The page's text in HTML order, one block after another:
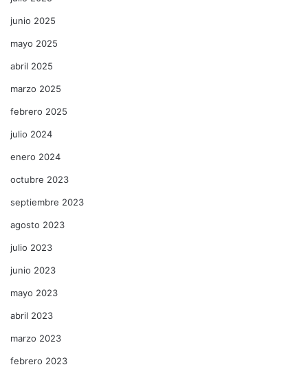
junio 2025
mayo 2025
abril 2025
marzo 2025
febrero 2025
julio 2024
enero 2024
octubre 2023
septiembre 2023
agosto 2023
julio 2023
junio 2023
mayo 2023
abril 2023
marzo 2023
febrero 2023